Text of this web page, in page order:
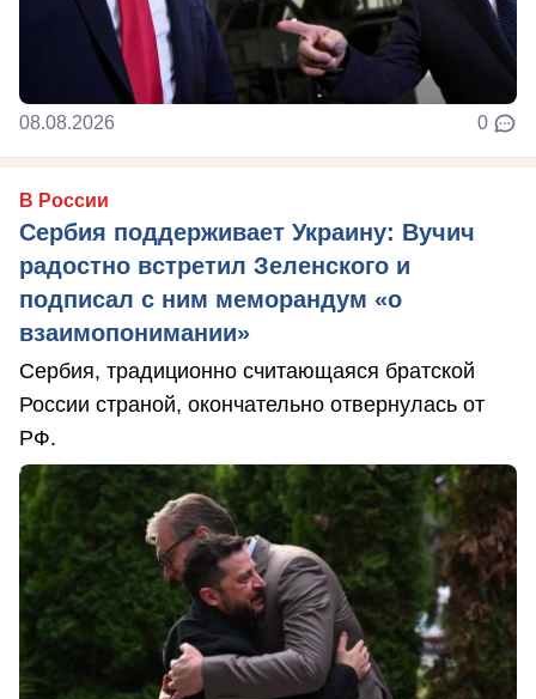
08.08.2026 0
В России
Сербия поддерживает Украину: Вучич
радостно встретил Зеленского и
подписал с ним меморандум «о
взаимопонимании»
Сербия, традиционно считающаяся братской
России страной, окончательно отвернулась от
РФ.